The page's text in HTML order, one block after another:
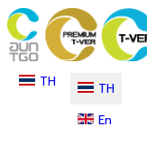
TH
TH
En